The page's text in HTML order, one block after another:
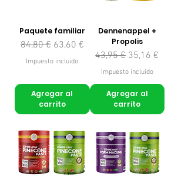
Paquete familiar
Precio
84,80 € Precio de oferta
63,60 €
Impuesto incluido
Agregar al
carrito
Dennenappel +
Propolis
Precio
43,95 € Precio de oferta
35,16 €
Impuesto incluido
Agregar al
carrito